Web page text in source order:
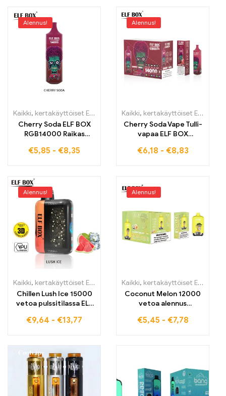
Alennus!
Kaikki, kertakäyttöiset E-savut Kertakäyttöiset sähkötupakat Viro
Cherry Soda ELF BOX
RGB14000 Raikas
tyylikkäällä RGB-
€5,85 - €8,35
Alennus!
Kaikki, kertakäyttöiset E-savut
Cherry Soda Vape Tulli-
vapaa ELF BOX
hedelmänautinto
€6,18 - €8,83
Alennus!
Kaikki, kertakäyttöiset E-savut Kertakäyttöiset sähkötupakat Viro
Chillen Lush Ice 15000
vetoa pulssitilassa ELF
€9,64 - €13,77
Alennus!
Kaikki, kertakäyttöiset E-savut
Coconut Melon 12000
vetoa alennus
maailmanlaajuinen
€5,45 - €7,78